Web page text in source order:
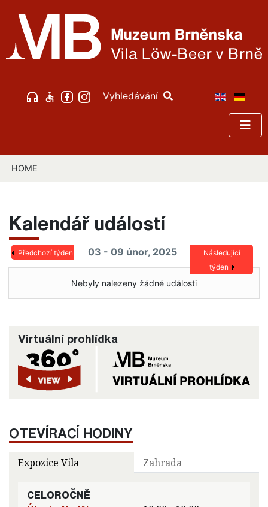
Vyhledávání
HOME
Kalendář událostí
Předchozí týden 03 - 09 únor, 2025
Následující
týden
Nebyly nalezeny žádné události
Virtuální prohlídka
OTEVÍRACÍ HODINY
Expozice Vila Zahrada
CELOROČNĚ